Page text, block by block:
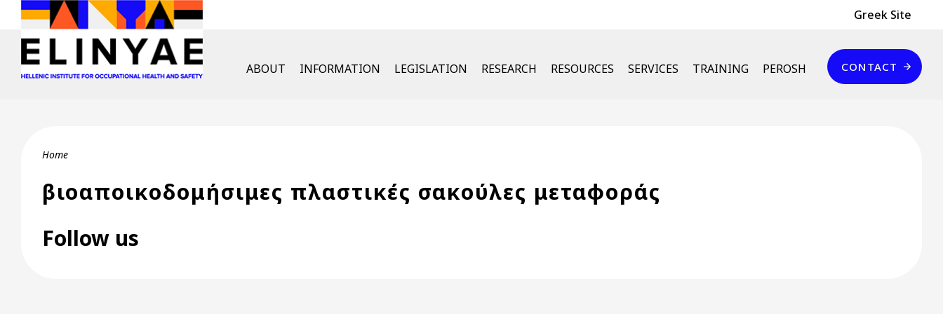
Skip to main content Header Top
Greek Site
English Menu
ABOUT INFORMATION LEGISLATION RESEARCH RESOURCES SERVICES TRAINING PEROSH
Επικοινωνία
CONTACT
Breadcrumb
Home
βιοαποικοδομήσιμες πλαστικές σακούλες μεταφοράς
Follow us